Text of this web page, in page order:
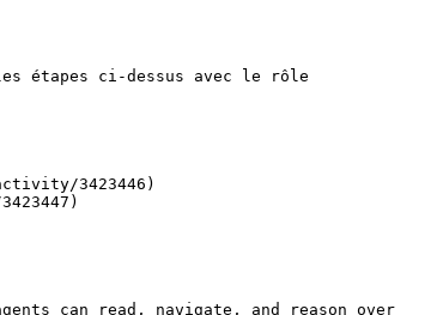
étapes ci-dessus avec le rôle
3423446)
can read, navigate, and reason over